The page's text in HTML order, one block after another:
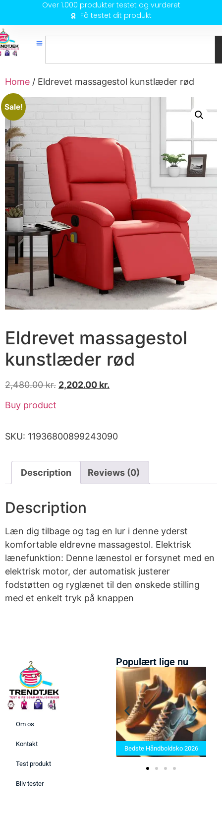
Over 1.000 produkter testet og vurderet
Få testet dit produkt
Home / Eldrevet massagestol kunstlæder rød
Sale!
Eldrevet massagestol
kunstlæder rød
2,480.00kr. 2,202.00 kr.
Buy product
SKU: 11936800899243090
Description Reviews (0)
Description
Læn dig tilbage og tag en lur i denne yderst
komfortable eldrevne massagestol. Elektrisk
lænefunktion: Denne lænestol er forsynet med en
elektrisk motor, der automatisk justerer
fodstøtten og ryglænet til den ønskede stilling
med et enkelt tryk på knappen
Om os
Kontakt
Test produkt
Bliv tester
Populært lige nu
Bedste Saunatæppe 2025 –
Find de bedste produkter her!
Bedste Håndboldsko 2026